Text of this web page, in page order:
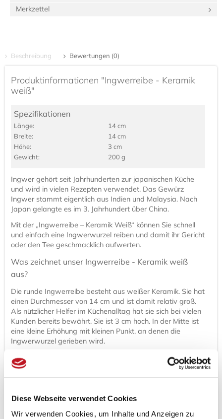
Diese Webseite verwendet Cookies
Wir verwenden Cookies, um Inhalte und Anzeigen zu
Merkzettel
Beschreibung Bewertungen (0)
Produktinformationen "Ingwerreibe - Keramik
weiß"
Spezifikationen
Länge:
14 cm
Breite:
14 cm
Höhe:
3 cm
Gewicht:
200 g
Ingwer gehört seit Jahrhunderten zur japanischen Küche
und wird in vielen Rezepten verwendet. Das Gewürz
Ingwer stammt eigentlich aus Indien und Malaysia. Nach
Japan gelangte es im 3. Jahrhundert über China.
Mit der „Ingwerreibe – Keramik Weiß“ können Sie schnell
und einfach eine Ingwerwurzel reiben und damit ihr Gericht
oder den Tee geschmacklich aufwerten.
Was zeichnet unser Ingwerreibe - Keramik weiß
aus?
Die runde Ingwerreibe besteht aus weißer Keramik. Sie hat
einen Durchmesser von 14 cm und ist damit relativ groß.
Als nützlicher Helfer im Küchenalltag hat sie sich bei vielen
Kunden bereits bewährt. Sie ist 3 cm hoch. In der Mitte ist
eine kleine Erhöhung mit kleinen Punkt, an denen die
Ingwerwurzel gerieben wird.
Der besondere Vorteil bei dieser Ingwerreibe ist, dass auch
größere Stücken problemlos verarbeitet werden können.
Falls Ihnen die Reibe für Ingwer zu groß ist, gibt es
lediglich ein Durchmesser von 11 cm hat
Was ist eine Ingwerreibe und wozu braucht man